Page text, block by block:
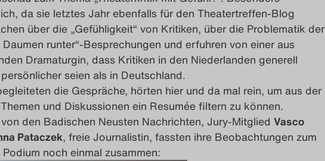
da sie letztes Jahr ebenfalls für den Theatertreffen-Blog
über die „Gefühligkeit“ von Kritiken, über die Problematik der
Daumen runter“-Besprechungen und erfuhren von einer aus
Dramaturgin, dass Kritiken in den Niederlanden generell
seien als in Deutschland.
die Gespräche, hörten hier und da mal rein, um aus der
und Diskussionen ein Resumée filtern zu können.
von den Badischen Neusten Nachrichten, Jury-Mitglied Vasco
Pataczek, freie Journalistin, fassten ihre Beobachtungen zum
noch einmal zusammen: